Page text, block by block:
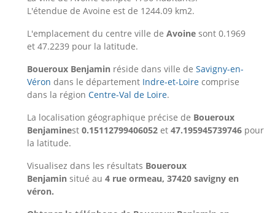
L'étendue de Avoine est de 1244.09 km2.
L'emplacement du centre ville de Avoine sont 0.1969
et 47.2239 pour la latitude.
Boueroux Benjamin réside dans ville de Savigny-en-
Véron dans le département Indre-et-Loire comprise
dans la région Centre-Val de Loire.
La localisation géographique précise de Boueroux
Benjaminest 0.15112799406052 et 47.195945739746 pour
la latitude.
Visualisez dans les résultats Boueroux
Benjamin situé au 4 rue ormeau, 37420 savigny en
véron.